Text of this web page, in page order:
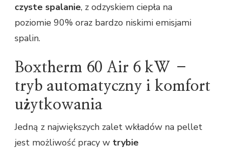
czyste spalanie, z odzyskiem ciepła na
poziomie 90% oraz bardzo niskimi emisjami
spalin.
Boxtherm 60 Air 6 kW –
tryb automatyczny i komfort
użytkowania
Jedną z największych zalet wkładów na pellet
jest możliwość pracy w trybie